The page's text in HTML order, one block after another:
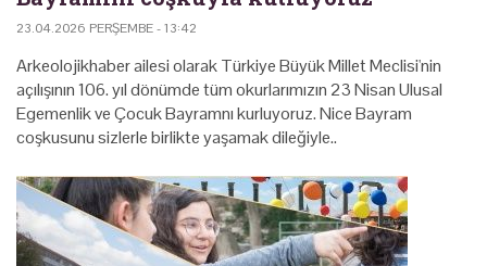
23.04.2026 PERŞEMBE - 13:42
Arkeolojikhaber ailesi olarak Türkiye Büyük Millet Meclisi'nin
açılışının 106. yıl dönümde tüm okurlarımızın 23 Nisan Ulusal
Egemenlik ve Çocuk Bayramnı kurluyoruz. Nice Bayram
coşkusunu sizlerle birlikte yaşamak dileğiyle..